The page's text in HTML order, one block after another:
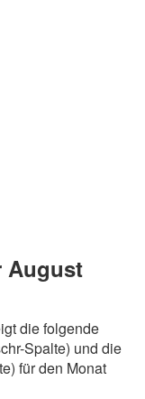
August
die folgende
Spalte) und die
für den Monat